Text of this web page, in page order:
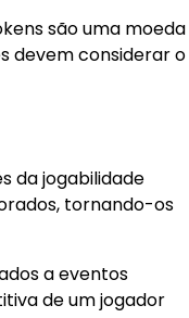
são uma moeda
devem considerar o
da jogabilidade
tornando-os
a eventos
de um jogador